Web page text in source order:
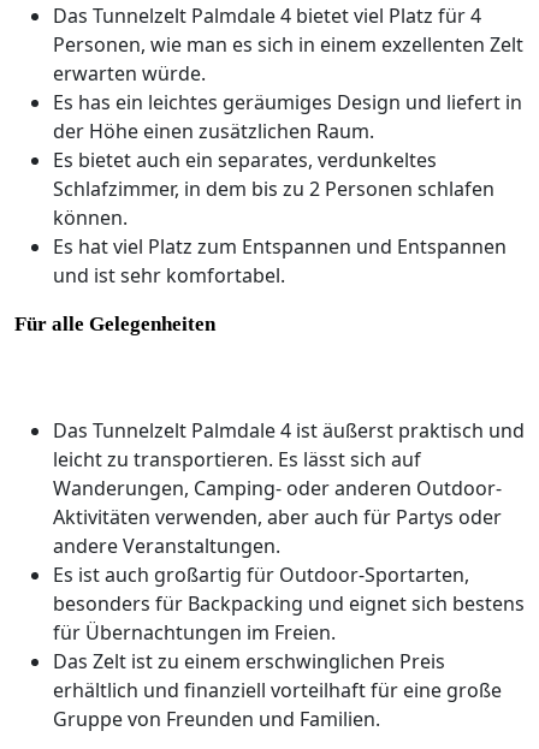
Das Tunnelzelt Palmdale 4 bietet viel Platz für 4
Personen, wie man es sich in einem exzellenten Zelt
erwarten würde.
Es has ein leichtes geräumiges Design und liefert in
der Höhe einen zusätzlichen Raum.
Es bietet auch ein separates, verdunkeltes
Schlafzimmer, in dem bis zu 2 Personen schlafen
können.
Es hat viel Platz zum Entspannen und Entspannen
und ist sehr komfortabel.
Für alle Gelegenheiten
Das Tunnelzelt Palmdale 4 ist äußerst praktisch und
leicht zu transportieren. Es lässt sich auf
Wanderungen, Camping- oder anderen Outdoor-
Aktivitäten verwenden, aber auch für Partys oder
andere Veranstaltungen.
Es ist auch großartig für Outdoor-Sportarten,
besonders für Backpacking und eignet sich bestens
für Übernachtungen im Freien.
Das Zelt ist zu einem erschwinglichen Preis
erhältlich und finanziell vorteilhaft für eine große
Gruppe von Freunden und Familien.